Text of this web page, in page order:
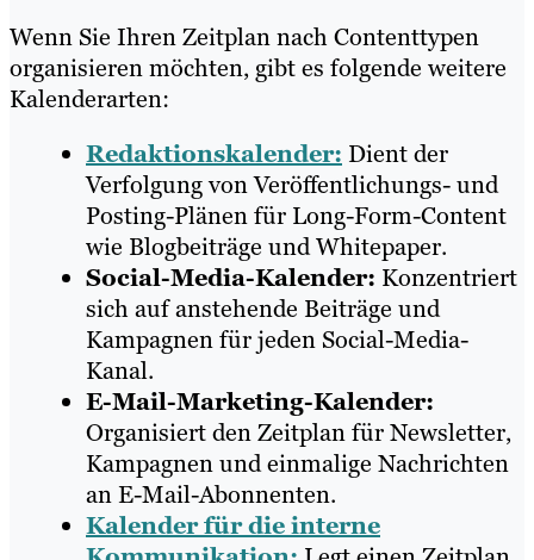
Wenn Sie Ihren Zeitplan nach Contenttypen
organisieren möchten, gibt es folgende weitere
Kalenderarten:
Redaktionskalender: Dient der
Verfolgung von Veröffentlichungs- und
Posting-Plänen für Long-Form-Content
wie Blogbeiträge und Whitepaper.
Social-Media-Kalender: Konzentriert
sich auf anstehende Beiträge und
Kampagnen für jeden Social-Media-
Kanal.
E-Mail-Marketing-Kalender:
Organisiert den Zeitplan für Newsletter,
Kampagnen und einmalige Nachrichten
an E-Mail-Abonnenten.
Kalender für die interne